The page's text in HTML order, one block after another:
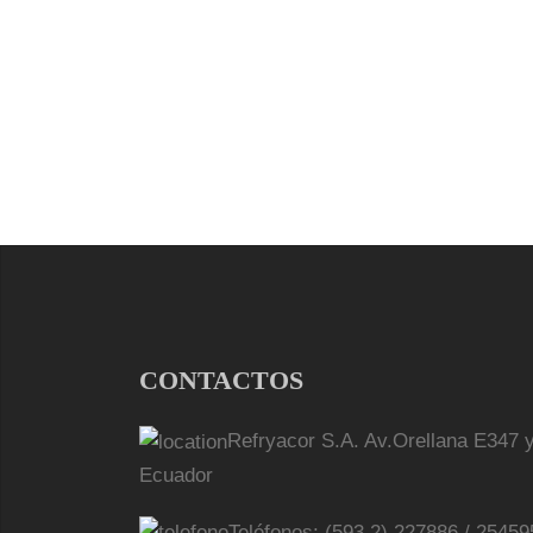
CONTACTOS
Refryacor S.A. Av.Orellana E347
Ecuador